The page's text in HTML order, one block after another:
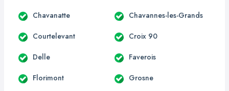
Chavanatte Chavannes-les-Grands
Courtelevant Croix 90
Delle Faverois
Florimont Grosne